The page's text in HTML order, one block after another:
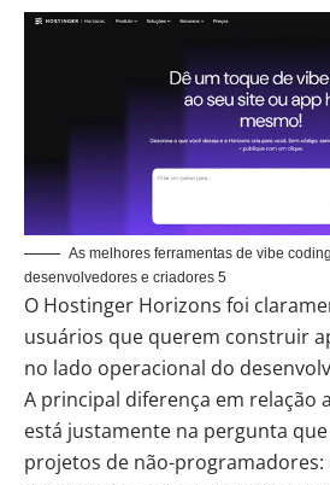
As melhores ferramentas de vibe
desenvolvedores e criadores 5
O Hostinger Horizons foi
usuários que querem construir
no lado operacional do
A principal diferença em relação
está justamente na pergunta
projetos de não-